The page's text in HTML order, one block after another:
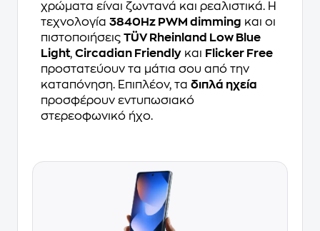
χρώματα είναι ζωντανά και ρεαλιστικά. Η
τεχνολογία 3840Hz PWM dimming και οι
πιστοποιήσεις TÜV Rheinland Low Blue
Light, Circadian Friendly και Flicker Free
προστατεύουν τα μάτια σου από την
καταπόνηση. Επιπλέον, τα διπλά ηχεία
προσφέρουν εντυπωσιακό
στερεοφωνικό ήχο.